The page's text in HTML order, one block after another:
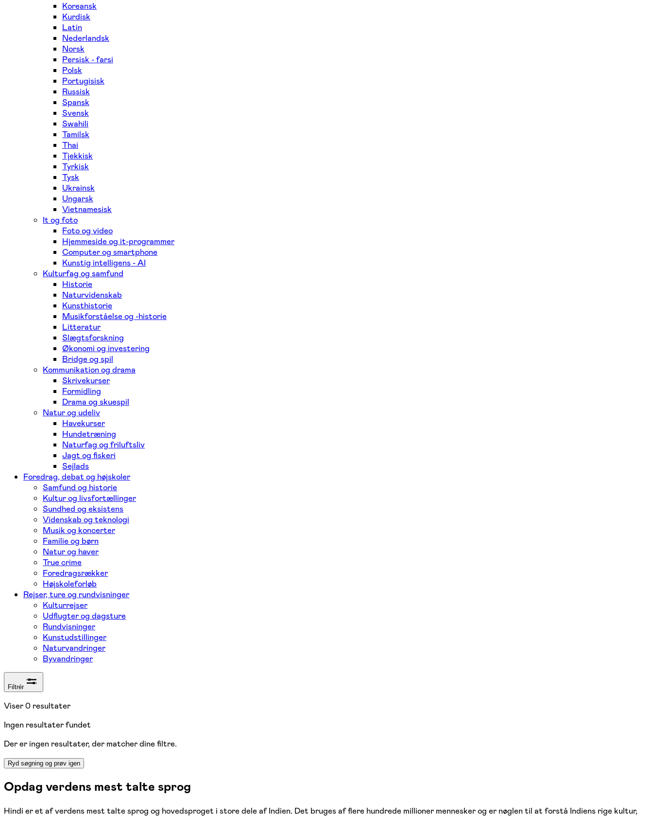
Koreansk
Kurdisk
Latin
Nederlandsk
Norsk
Persisk - farsi
Polsk
Portugisisk
Russisk
Spansk
Svensk
Swahili
Tamilsk
Thai
Tjekkisk
Tyrkisk
Tysk
Ukrainsk
Ungarsk
Vietnamesisk
It og foto
Foto og video
Hjemmeside og it-programmer
Computer og smartphone
Kunstig intelligens - AI
Kulturfag og samfund
Historie
Naturvidenskab
Kunsthistorie
Musikforståelse og -historie
Litteratur
Slægtsforskning
Økonomi og investering
Bridge og spil
Kommunikation og drama
Skrivekurser
Formidling
Drama og skuespil
Natur og udeliv
Havekurser
Hundetræning
Naturfag og friluftsliv
Jagt og fiskeri
Sejlads
Foredrag, debat og højskoler
Samfund og historie
Kultur og livsfortællinger
Sundhed og eksistens
Videnskab og teknologi
Musik og koncerter
Familie og børn
Natur og haver
True crime
Foredragsrækker
Højskoleforløb
Rejser, ture og rundvisninger
Kulturrejser
Udflugter og dagsture
Rundvisninger
Kunstudstillinger
Naturvandringer
Byvandringer
Filtrér
Viser0 resultater
Ingen resultater fundet
Der er ingen resultater, der matcher dine filtre.
Ryd søgning og prøv igen
Opdag verdens mest talte sprog
Hindi er et af verdens mest talte sprog og hovedsproget i store dele af Indien. Det bruges af flere hundrede millioner mennesker og er nøglen til at forstå Indiens rige kultur,